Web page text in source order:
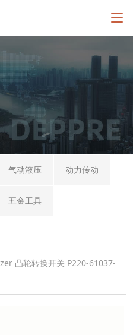
气动液压 动力传动
五金工具
凸轮转换开关 P220-61037-